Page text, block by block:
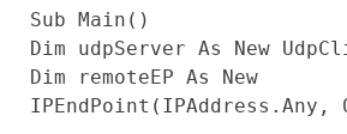
Sub Main()
Dim udpServer As New
Dim remoteEP As
New
IPEndPoint(IPAddress.Any,